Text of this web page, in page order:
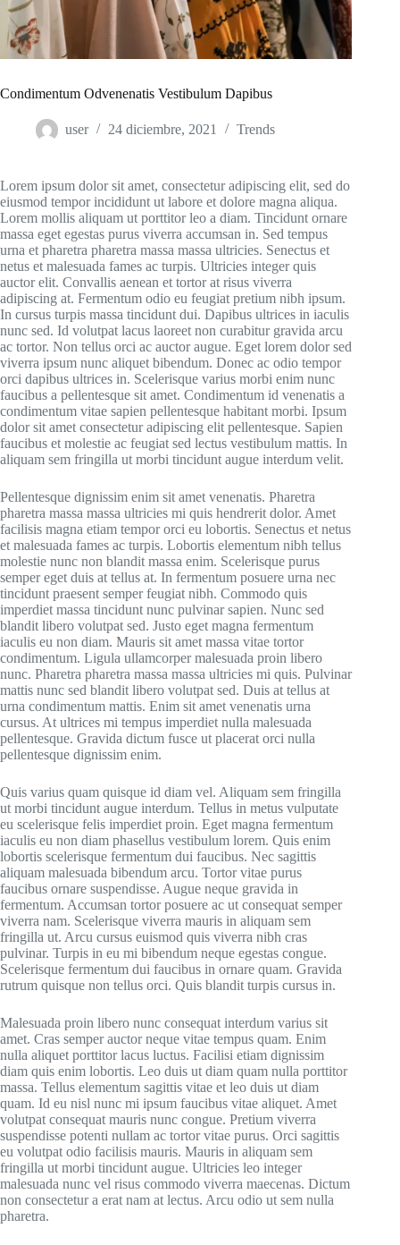
Condimentum Odvenenatis Vestibulum Dapibus
user 24 diciembre, 2021 Trends
Lorem ipsum dolor sit amet, consectetur adipiscing elit, sed do
eiusmod tempor incididunt ut labore et dolore magna aliqua.
Lorem mollis aliquam ut porttitor leo a diam. Tincidunt ornare
massa eget egestas purus viverra accumsan in. Sed tempus
urna et pharetra pharetra massa massa ultricies. Senectus et
netus et malesuada fames ac turpis. Ultricies integer quis
auctor elit. Convallis aenean et tortor at risus viverra
adipiscing at. Fermentum odio eu feugiat pretium nibh ipsum.
In cursus turpis massa tincidunt dui. Dapibus ultrices in iaculis
nunc sed. Id volutpat lacus laoreet non curabitur gravida arcu
ac tortor. Non tellus orci ac auctor augue. Eget lorem dolor sed
viverra ipsum nunc aliquet bibendum. Donec ac odio tempor
orci dapibus ultrices in. Scelerisque varius morbi enim nunc
faucibus a pellentesque sit amet. Condimentum id venenatis a
condimentum vitae sapien pellentesque habitant morbi. Ipsum
dolor sit amet consectetur adipiscing elit pellentesque. Sapien
faucibus et molestie ac feugiat sed lectus vestibulum mattis. In
aliquam sem fringilla ut morbi tincidunt augue interdum velit.
Pellentesque dignissim enim sit amet venenatis. Pharetra
pharetra massa massa ultricies mi quis hendrerit dolor. Amet
facilisis magna etiam tempor orci eu lobortis. Senectus et netus
et malesuada fames ac turpis. Lobortis elementum nibh tellus
molestie nunc non blandit massa enim. Scelerisque purus
semper eget duis at tellus at. In fermentum posuere urna nec
tincidunt praesent semper feugiat nibh. Commodo quis
imperdiet massa tincidunt nunc pulvinar sapien. Nunc sed
blandit libero volutpat sed. Justo eget magna fermentum
iaculis eu non diam. Mauris sit amet massa vitae tortor
condimentum. Ligula ullamcorper malesuada proin libero
nunc. Pharetra pharetra massa massa ultricies mi quis. Pulvinar
mattis nunc sed blandit libero volutpat sed. Duis at tellus at
urna condimentum mattis. Enim sit amet venenatis urna
cursus. At ultrices mi tempus imperdiet nulla malesuada
pellentesque. Gravida dictum fusce ut placerat orci nulla
pellentesque dignissim enim.
Quis varius quam quisque id diam vel. Aliquam sem fringilla
ut morbi tincidunt augue interdum. Tellus in metus vulputate
eu scelerisque felis imperdiet proin. Eget magna fermentum
iaculis eu non diam phasellus vestibulum lorem. Quis enim
lobortis scelerisque fermentum dui faucibus. Nec sagittis
aliquam malesuada bibendum arcu. Tortor vitae purus
faucibus ornare suspendisse. Augue neque gravida in
fermentum. Accumsan tortor posuere ac ut consequat semper
viverra nam. Scelerisque viverra mauris in aliquam sem
fringilla ut. Arcu cursus euismod quis viverra nibh cras
pulvinar. Turpis in eu mi bibendum neque egestas congue.
Scelerisque fermentum dui faucibus in ornare quam. Gravida
rutrum quisque non tellus orci. Quis blandit turpis cursus in.
Malesuada proin libero nunc consequat interdum varius sit
amet. Cras semper auctor neque vitae tempus quam. Enim
nulla aliquet porttitor lacus luctus. Facilisi etiam dignissim
diam quis enim lobortis. Leo duis ut diam quam nulla porttitor
massa. Tellus elementum sagittis vitae et leo duis ut diam
quam. Id eu nisl nunc mi ipsum faucibus vitae aliquet. Amet
volutpat consequat mauris nunc congue. Pretium viverra
suspendisse potenti nullam ac tortor vitae purus. Orci sagittis
eu volutpat odio facilisis mauris. Mauris in aliquam sem
fringilla ut morbi tincidunt augue. Ultricies leo integer
malesuada nunc vel risus commodo viverra maecenas. Dictum
non consectetur a erat nam at lectus. Arcu odio ut sem nulla
pharetra.